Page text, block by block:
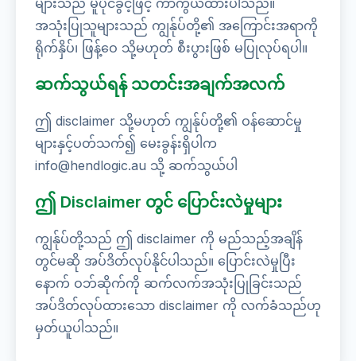
များသည် မူပိုင်ခွင့်ဖြင့် ကာကွယ်ထားပါသည်။
အသုံးပြုသူများသည် ကျွန်ုပ်တို့၏ အကြောင်းအရာကို
ရိုက်နှိပ်၊ ဖြန့်ဝေ သို့မဟုတ် စီးပွားဖြစ် မပြုလုပ်ရပါ။
ဆက်သွယ်ရန် သတင်းအချက်အလက်
ဤ disclaimer သို့မဟုတ် ကျွန်ုပ်တို့၏ ဝန်ဆောင်မှု
များနှင့်ပတ်သက်၍ မေးခွန်းရှိပါက
info@hendlogic.au သို့ ဆက်သွယ်ပါ
ဤ Disclaimer တွင် ပြောင်းလဲမှုများ
ကျွန်ုပ်တို့သည် ဤ disclaimer ကို မည်သည့်အချိန်
တွင်မဆို အပ်ဒိတ်လုပ်နိုင်ပါသည်။ ပြောင်းလဲမှုပြီး
နောက် ဝဘ်ဆိုက်ကို ဆက်လက်အသုံးပြုခြင်းသည်
အပ်ဒိတ်လုပ်ထားသော disclaimer ကို လက်ခံသည်ဟု
မှတ်ယူပါသည်။